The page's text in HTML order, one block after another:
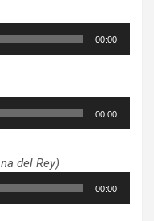
00:00
00:00
del Rey)
00:00